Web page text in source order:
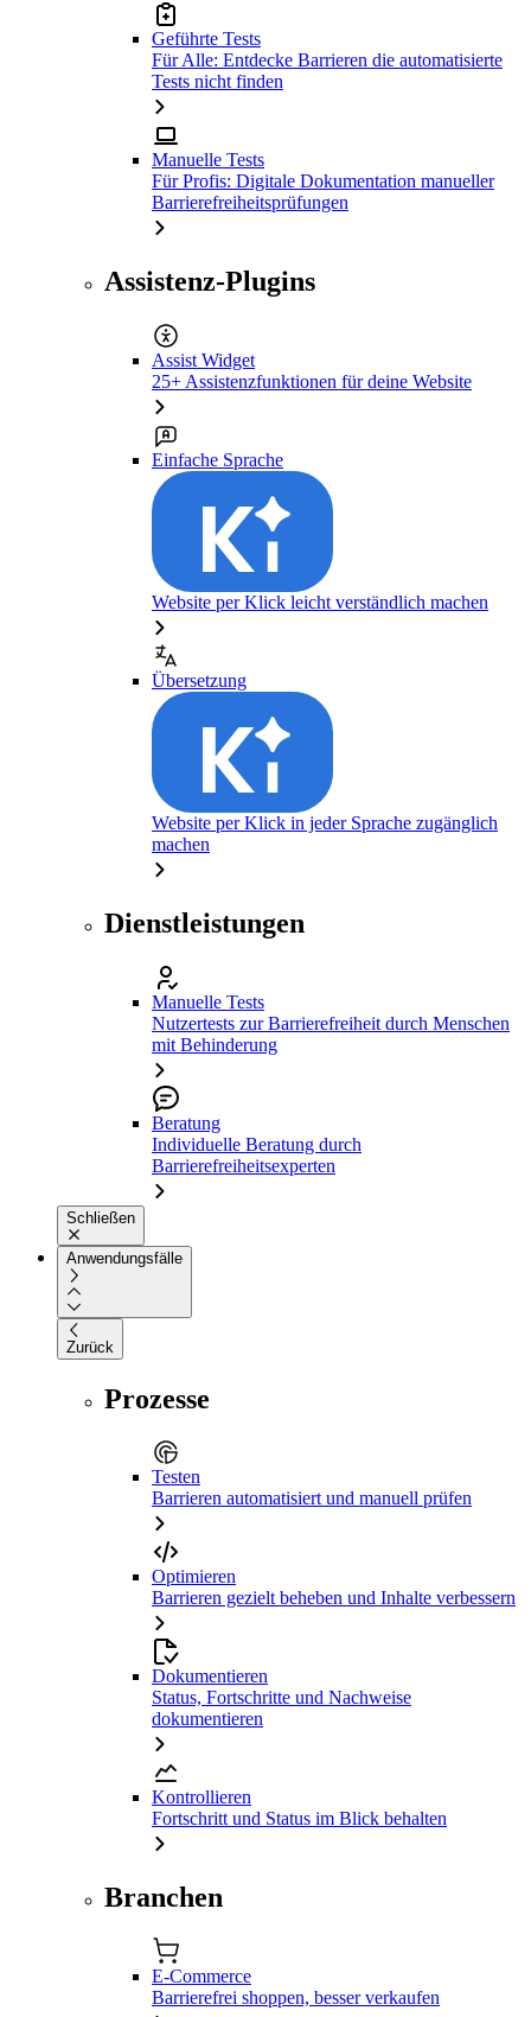
Geführte Tests
Für Alle: Entdecke Barrieren die automatisierte
Tests nicht finden
Manuelle Tests
Für Profis: Digitale Dokumentation manueller
Barrierefreiheitsprüfungen
Assistenz-Plugins
Assist Widget
25+ Assistenzfunktionen für deine Website
Einfache Sprache
Website per Klick leicht verständlich machen
Übersetzung
Website per Klick in jeder Sprache zugänglich
machen
Dienstleistungen
Manuelle Tests
Nutzertests zur Barrierefreiheit durch Menschen
mit Behinderung
Beratung
Individuelle Beratung durch
Barrierefreiheitsexperten
Schließen
Anwendungsfälle
Zurück
Prozesse
Testen
Barrieren automatisiert und manuell prüfen
Optimieren
Barrieren gezielt beheben und Inhalte verbessern
Dokumentieren
Status, Fortschritte und Nachweise
dokumentieren
Kontrollieren
Fortschritt und Status im Blick behalten
Branchen
E-Commerce
Barrierefrei shoppen, besser verkaufen